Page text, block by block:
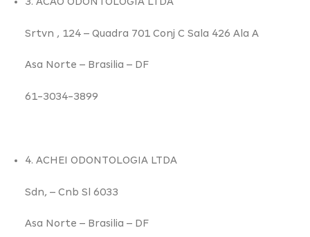
Srtvn , 124 – Quadra 701 Conj C Sala 426 Ala A
Asa Norte – Brasilia – DF
61-3034-3899
4. ACHEI ODONTOLOGIA LTDA
Sdn, – Cnb Sl 6033
Asa Norte – Brasilia – DF